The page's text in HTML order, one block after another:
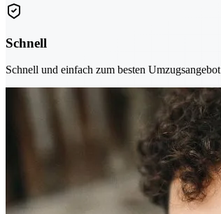
Schnell
Schnell und einfach zum besten Umzugsangebot